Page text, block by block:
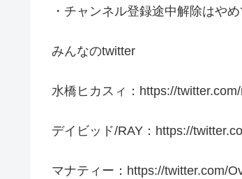
・チャンネル登録途中解除はや
みんなのtwitter
水橋ヒカスィ：https://
デイビッド/RAY：https://
マナティー：https://twitter.com/